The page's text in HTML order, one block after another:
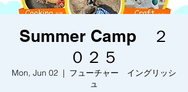
Summer Camp ２
０２５
Mon, Jun 02
  |
フューチャー イングリッシ
ュ